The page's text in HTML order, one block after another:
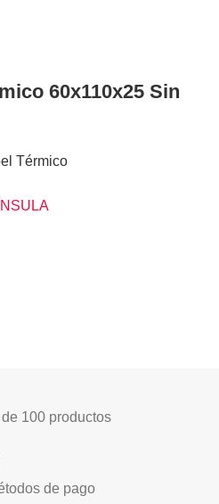
60x110x25 Sin
Térmico
100 productos
de pago